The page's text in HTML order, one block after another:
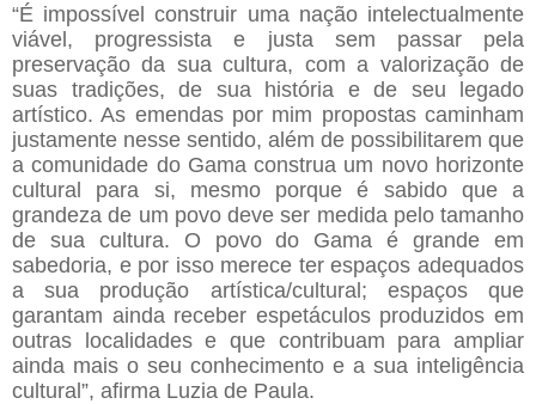
“É impossível construir uma nação intelectualmente
viável, progressista e justa sem passar pela
preservação da sua cultura, com a valorização de
suas tradições, de sua história e de seu legado
artístico. As emendas por mim propostas caminham
justamente nesse sentido, além de possibilitarem que
a comunidade do Gama construa um novo horizonte
cultural para si, mesmo porque é sabido que a
grandeza de um povo deve ser medida pelo tamanho
de sua cultura. O povo do Gama é grande em
sabedoria, e por isso merece ter espaços adequados
a sua produção artística/cultural; espaços que
garantam ainda receber espetáculos produzidos em
outras localidades e que contribuam para ampliar
ainda mais o seu conhecimento e a sua inteligência
cultural”, afirma Luzia de Paula.